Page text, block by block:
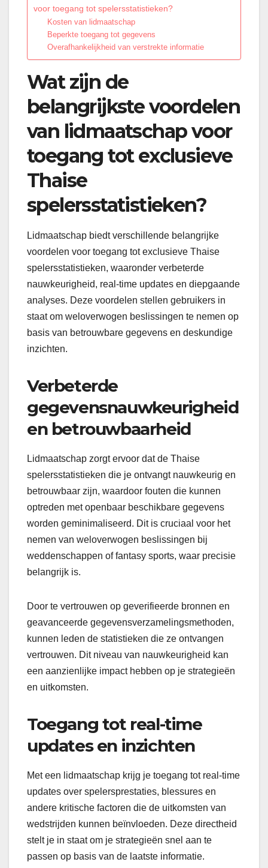
voor toegang tot spelersstatistieken?
Kosten van lidmaatschap
Beperkte toegang tot gegevens
Overafhankelijkheid van verstrekte informatie
Wat zijn de
belangrijkste voordelen
van lidmaatschap voor
toegang tot exclusieve
Thaise
spelersstatistieken?
Lidmaatschap biedt verschillende belangrijke
voordelen voor toegang tot exclusieve Thaise
spelersstatistieken, waaronder verbeterde
nauwkeurigheid, real-time updates en diepgaande
analyses. Deze voordelen stellen gebruikers in
staat om weloverwogen beslissingen te nemen op
basis van betrouwbare gegevens en deskundige
inzichten.
Verbeterde
gegevensnauwkeurigheid
en betrouwbaarheid
Lidmaatschap zorgt ervoor dat de Thaise
spelersstatistieken die je ontvangt nauwkeurig en
betrouwbaar zijn, waardoor fouten die kunnen
optreden met openbaar beschikbare gegevens
worden geminimaliseerd. Dit is cruciaal voor het
nemen van weloverwogen beslissingen bij
weddenschappen of fantasy sports, waar precisie
belangrijk is.
Door te vertrouwen op geverifieerde bronnen en
geavanceerde gegevensverzamelingsmethoden,
kunnen leden de statistieken die ze ontvangen
vertrouwen. Dit niveau van nauwkeurigheid kan
een aanzienlijke impact hebben op je strategieën
en uitkomsten.
Toegang tot real-time
updates en inzichten
Met een lidmaatschap krijg je toegang tot real-time
updates over spelersprestaties, blessures en
andere kritische factoren die de uitkomsten van
wedstrijden kunnen beïnvloeden. Deze directheid
stelt je in staat om je strategieën snel aan te
passen op basis van de laatste informatie.